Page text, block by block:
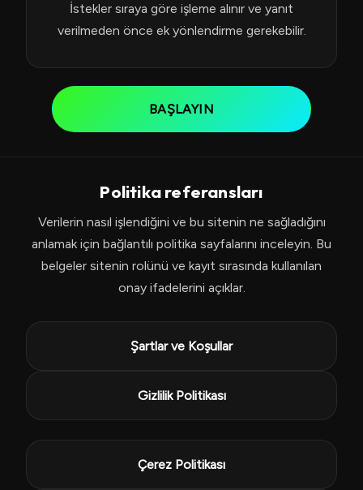
İstekler sıraya göre işleme alınır ve yanıt
verilmeden önce ek yönlendirme gerekebilir.
BAŞLAYIN
Politika referansları
Verilerin nasıl işlendiğini ve bu sitenin ne sağladığını
anlamak için bağlantılı politika sayfalarını inceleyin. Bu
belgeler sitenin rolünü ve kayıt sırasında kullanılan
onay ifadelerini açıklar.
Şartlar ve Koşullar
Gizlilik Politikası
Çerez Politikası